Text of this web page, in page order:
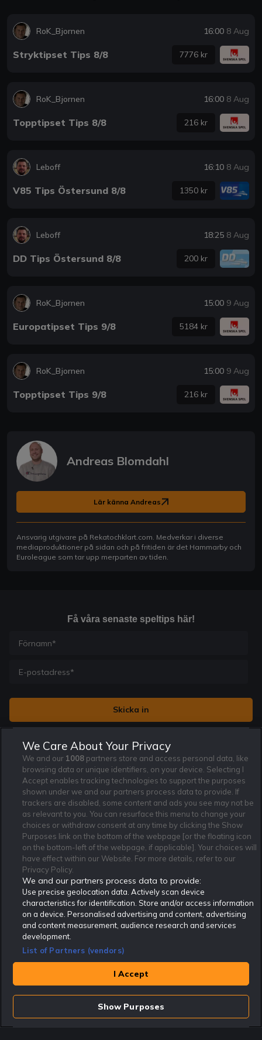
RoK_Bjornen 16:00 8 Aug
Stryktipset Tips 8/8 7776 kr
RoK_Bjornen 16:00 8 Aug
Topptipset Tips 8/8 216 kr
Leboff 16:10 8 Aug
V85 Tips Östersund 8/8 1350 kr
Leboff 18:25 8 Aug
DD Tips Östersund 8/8 200 kr
RoK_Bjornen 15:00 9 Aug
Europatipset Tips 9/8 5184 kr
RoK_Bjornen 15:00 9 Aug
Topptipset Tips 9/8 216 kr
Andreas Blomdahl
Lär känna Andreas
Ansvarig utgivare på Rekatochklart.com. Medverkar i diverse
mediaproduktioner på sidan och på fritiden är det Hammarby och
Euroleague som tar upp merparten av tiden.
Få våra senaste speltips här!
Jag vill få nyhetsbrev från Rekatochklart och jag är 18+. Regler
och villkor gäller. *
Rekatochklart.com är Sveriges ledande betting-community. 2017 nominerades
Rekatochklart som en av världens bästa spelinformations-sajter på spelbranschens egen
Oscarsgala EGR Awards.
Rekatochklart är oberoende och ej knutet till något specifikt spelbolag. Här hittar du
speltips, unika insättningsbonusar och erbjudanden från de största och mest seriösa
spelbolagen. En spelbok, spelskola, information om skador och avstängningar samt vårt
populära klotterplank.
Har du några frågor är du välkommen att
kontakta oss
Spela ansvarsfullt. Åldersgränsen för spel är 18+ Har ditt spelande blivit ett
problem? Kontakta stödlinjen på 020-81 91 00. Odds kan ändras. Alla odds var
korrekta vid den tidpunkt de publicerades. Spel utan konto innebär att man
Affiliate Modell
Om Rekatochklart
Kontakta oss
Redaktionen
Ansvarsfullt Spelande
F.A.Q
Nyhetsarkiv
Redaktionell policy
Cookie Policy
Användarvilkor
Integritetspolicy
Rekatochklart shop
We Care About Your Privacy
We and our 1008 partners store and access personal data, like
browsing data or unique identifiers, on your device. Selecting I
Accept enables tracking technologies to support the purposes
shown under we and our partners process data to provide. If
trackers are disabled, some content and ads you see may not be
as relevant to you. You can resurface this menu to change your
choices or withdraw consent at any time by clicking the Show
Purposes link on the bottom of the webpage [or the floating icon
on the bottom-left of the webpage, if applicable]. Your choices will
have effect within our Website. For more details, refer to our
Privacy Policy.
We and our partners process data to provide:
Use precise geolocation data. Actively scan device
characteristics for identification. Store and/or access information
on a device. Personalised advertising and content, advertising
and content measurement, audience research and services
development.
List of Partners (vendors)
I Accept
Show Purposes